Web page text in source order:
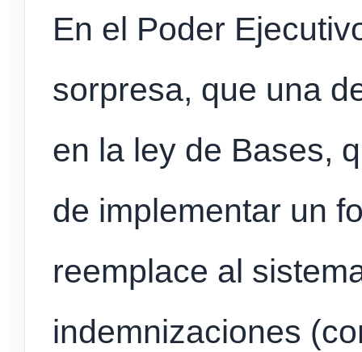
En el Poder
sorpresa, que una
en la ley de Bases,
de implementar un
reemplace al
indemnizaciones